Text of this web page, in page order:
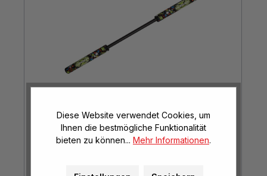
Fandango Rebell
Diese Website verwendet Cookies, um
Ihnen die bestmögliche Funktionalität
bieten zu können... Mehr Informationen.